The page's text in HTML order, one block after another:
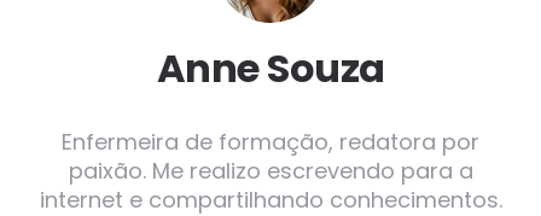
Anne Souza
Enfermeira de formação, redatora por
paixão. Me realizo escrevendo para a
internet e compartilhando conhecimentos.